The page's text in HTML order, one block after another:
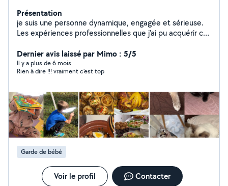
Présentation
je suis une personne dynamique, engagée et sérieuse.
Les expériences professionnelles que j'ai pu acquérir ces
efficace et opérationnelle,et vous pourrez compter sur
ma motivation pour la réalisation de toutes les tâches
que vous me confierez. Je m'adapter facilement à la
disponible pour garder vos chats,chiens vous pouvez
compter sur moi pour faire le travail bien comme il faut
Je suis passionnée de cuisine ,si vous voulez
commander des plats délicieux et healthy n'hésitez pas
à me contactez
Dernier avis laissé par Mimo : 5/5
Il y a plus de 6 mois
Rien à dire !!! vraiment c'est top
Garde de bébé
Voir le profil Contacter